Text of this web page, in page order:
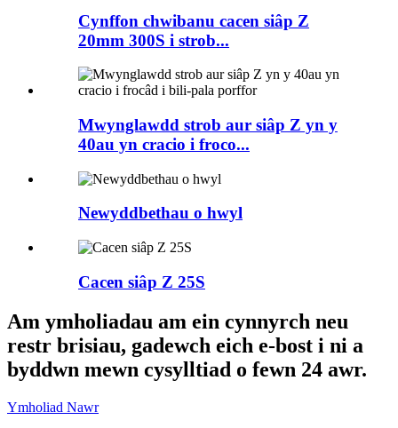
Cynffon chwibanu cacen siâp Z
20mm 300S i strob...
Mwynglawdd strob aur siâp Z yn y
40au yn cracio i froco...
Newyddbethau o hwyl
Cacen siâp Z 25S
Am ymholiadau am ein cynnyrch neu
restr brisiau, gadewch eich e-bost i ni a
byddwn mewn cysylltiad o fewn 24 awr.
Ymholiad Nawr